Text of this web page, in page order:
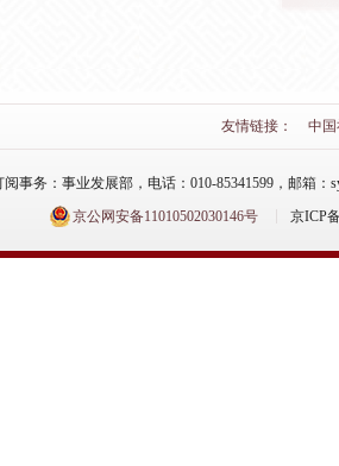
友情链接： 中
阅事务：事业发展部，电话：010-85341599，邮箱：
京公网安备11010502030146号
京ICP